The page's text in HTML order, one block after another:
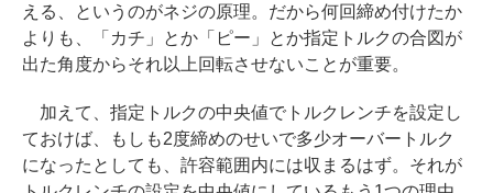
える、というのがネジの原理。だから何回締め付けたか
よりも、「カチ」とか「ピー」とか指定トルクの合図が
出た角度からそれ以上回転させないことが重要。
加えて、指定トルクの中央値でトルクレンチを設定し
ておけば、もしも2度締めのせいで多少オーバートルク
になったとしても、許容範囲内には収まるはず。それが